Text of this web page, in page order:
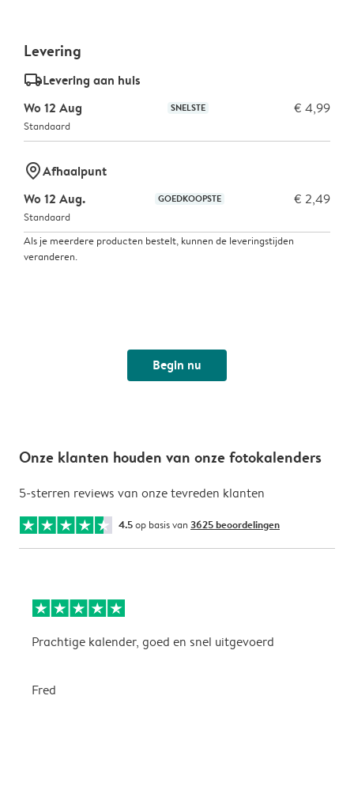
Levering
delivery_standard_v2Levering aan huis
Wo 12 Aug
SNELSTE € 4,99
Standaard
marker-pinAfhaalpunt
Wo 12 Aug.
GOEDKOOPSTE € 2,49
Standaard
Als je meerdere producten bestelt, kunnen de leveringstijden
veranderen.
Begin nu
Onze klanten houden van onze fotokalenders
5-sterren reviews van onze tevreden klanten
4.5op basis van 3625 beoordelingen
Prachtige kalender, goed en snel uitgevoerd
Fred